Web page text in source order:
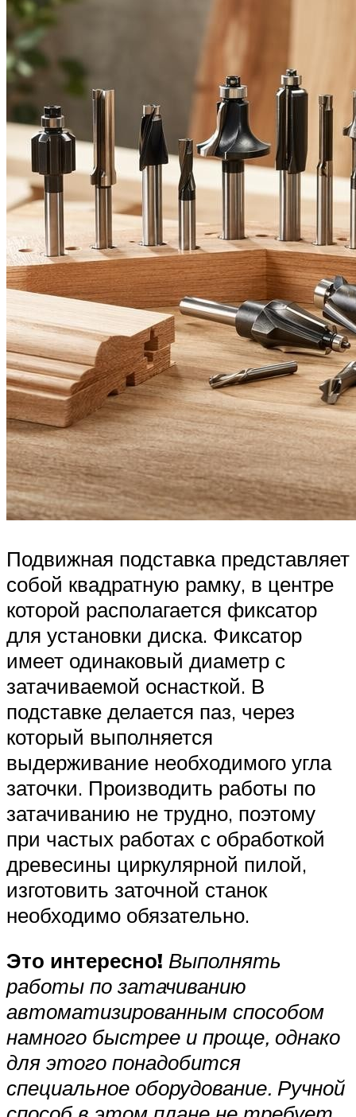
Подвижная подставка представляет
собой квадратную рамку, в центре
которой располагается фиксатор
для установки диска. Фиксатор
имеет одинаковый диаметр с
затачиваемой оснасткой. В
подставке делается паз, через
который выполняется
выдерживание необходимого угла
заточки. Производить работы по
затачиванию не трудно, поэтому
при частых работах с обработкой
древесины циркулярной пилой,
изготовить заточной станок
необходимо обязательно.
Это интересно! Выполнять
работы по затачиванию
автоматизированным способом
намного быстрее и проще, однако
для этого понадобится
специальное оборудование. Ручной